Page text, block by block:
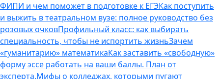
ФИПИ и чем поможет в подготовке к ЕГЭКак поступить
и выжить в театральном вузе: полное руководство без
розовых очковПрофильный класс: как выбирать
специальность, чтобы не испортить жизньЗачем
«гуманитарию» математикаКак заставить «свободную»
форму эссе работать на ваши баллы. План от
эксперта.Мифы о колледжах, которыми пугают